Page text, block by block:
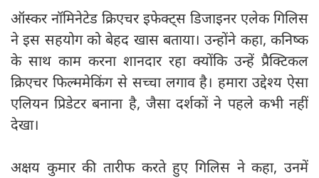
ऑस्कर नॉमिनेटेड क्रिएचर इफेक्ट्स डिजाइनर एलेक गिलिस
ने इस सहयोग को बेहद खास बताया। उन्होंने कहा, कनिष्क
के साथ काम करना शानदार रहा क्योंकि उन्हें प्रैक्टिकल
क्रिएचर फिल्ममेकिंग से सच्चा लगाव है। हमारा उद्देश्य ऐसा
एलियन प्रिडेटर बनाना है, जैसा दर्शकों ने पहले कभी नहीं
देखा।
अक्षय कुमार की तारीफ करते हुए गिलिस ने कहा, उनमें